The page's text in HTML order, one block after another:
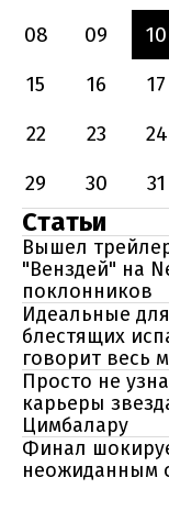
08
09 10
15
16 17
22
23 24
29
30 31
Статьи
Вышел
"Венздей" на
поклонников
Идеальные
блестящих
говорит весь
Просто не
карьеры
Цимбалару
Финал
неожиданным